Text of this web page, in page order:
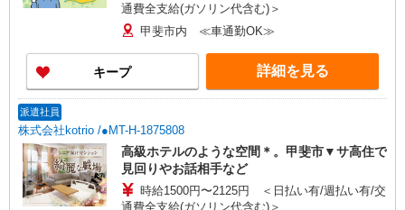
通費全支給(ガソリン代含む)＞
甲斐市内 ≪車通勤OK≫
キープ 詳細を見る
派遣社員
株式会社kotrio /●MT-H-1875808
高級ホテルのような空間＊。甲斐市▼サ高住で
見回りやお話相手など
時給1500円〜2125円 ＜日払い有/週払い有/交
通費全支給(ガソリン代含む)＞